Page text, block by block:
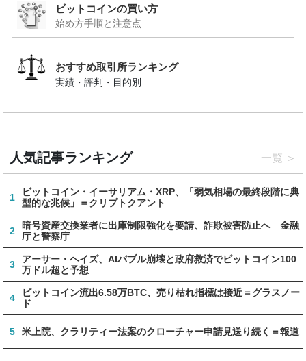
ビットコインの買い方
始め方手順と注意点
おすすめ取引所ランキング
実績・評判・目的別
人気記事ランキング 一覧
1
ビットコイン・イーサリアム・XRP、「弱気相場の最終段階に典
型的な兆候」＝クリプトクアント
2
暗号資産交換業者に出庫制限強化を要請、詐欺被害防止へ 金融
庁と警察庁
3
アーサー・ヘイズ、AIバブル崩壊と政府救済でビットコイン100
万ドル超と予想
4
ビットコイン流出6.58万BTC、売り枯れ指標は接近＝グラスノー
ド
5 米上院、クラリティー法案のクローチャー申請見送り続く＝報道